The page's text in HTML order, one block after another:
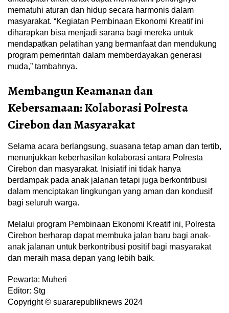
mematuhi aturan dan hidup secara harmonis dalam
masyarakat. “Kegiatan Pembinaan Ekonomi Kreatif ini
diharapkan bisa menjadi sarana bagi mereka untuk
mendapatkan pelatihan yang bermanfaat dan mendukung
program pemerintah dalam memberdayakan generasi
muda,” tambahnya.
Membangun Keamanan dan
Kebersamaan: Kolaborasi Polresta
Cirebon dan Masyarakat
Selama acara berlangsung, suasana tetap aman dan tertib,
menunjukkan keberhasilan kolaborasi antara Polresta
Cirebon dan masyarakat. Inisiatif ini tidak hanya
berdampak pada anak jalanan tetapi juga berkontribusi
dalam menciptakan lingkungan yang aman dan kondusif
bagi seluruh warga.
Melalui program Pembinaan Ekonomi Kreatif ini, Polresta
Cirebon berharap dapat membuka jalan baru bagi anak-
anak jalanan untuk berkontribusi positif bagi masyarakat
dan meraih masa depan yang lebih baik.
Pewarta: Muheri
Editor: Stg
Copyright © suararepubliknews 2024